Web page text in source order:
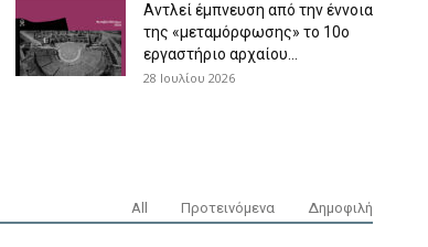
Αντλεί έμπνευση από την έννοια
της «μεταμόρφωσης» το 10ο
εργαστήριο αρχαίου...
28 Ιουλίου 2026
All Προτεινόμενα Δημοφιλή